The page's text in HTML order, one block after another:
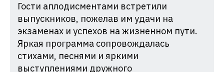
Гости аплодисментами встретили
выпускников, пожелав им удачи на
экзаменах и успехов на жизненном пути.
Яркая программа сопровождалась
стихами, песнями и яркими
выступлениями дружного